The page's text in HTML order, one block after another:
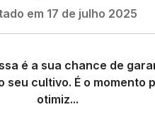
em 17 de julho 2025